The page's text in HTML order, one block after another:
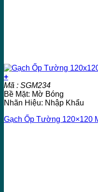
+
Mã : SGM234
Bề Mặt: Mờ Bóng
Nhãn Hiệu: Nhập Khẩu
Gạch Ốp Tường 120×120